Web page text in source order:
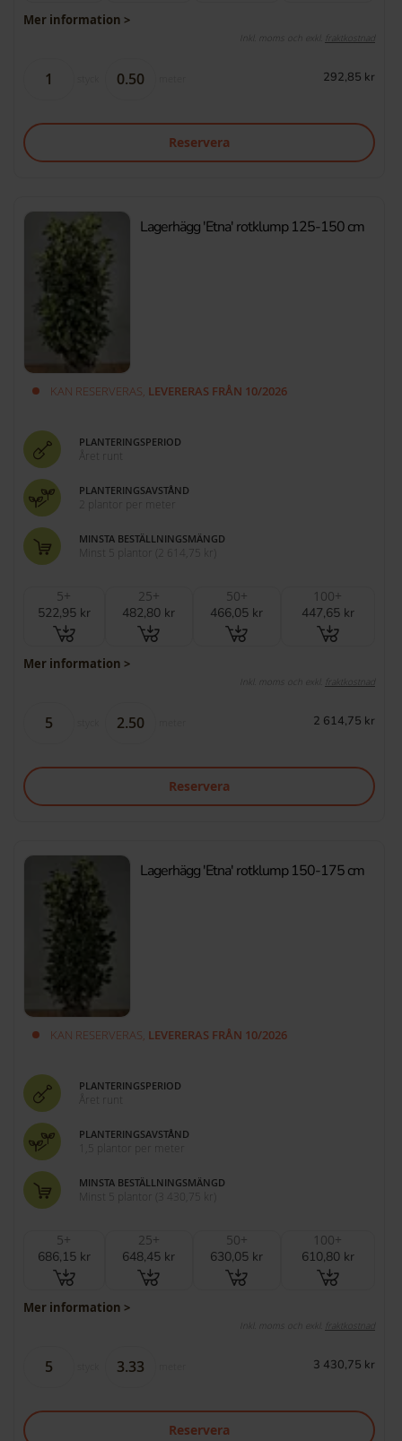
Mer information >
Inkl. moms och exkl. fraktkostnad
292,85 kr
Reservera
Lagerhägg 'Etna' rotklump 125-150 cm
KAN RESERVERAS, LEVERERAS FRÅN 10/2026
PLANTERINGSPERIOD
Året runt
PLANTERINGSAVSTÅND
2 plantor per meter
MINSTA BESTÄLLNINGSMÄNGD
Minst 5 plantor 2 614,75 kr
5+
522,95 kr
25+
482,80 kr
50+
466,05 kr
100+
447,65 kr
Mer information >
Inkl. moms och exkl. fraktkostnad
2 614,75 kr
Reservera
Lagerhägg 'Etna' rotklump 150-175 cm
KAN RESERVERAS, LEVERERAS FRÅN 10/2026
PLANTERINGSPERIOD
Året runt
PLANTERINGSAVSTÅND
1,5 plantor per meter
MINSTA BESTÄLLNINGSMÄNGD
Minst 5 plantor 3 430,75 kr
5+
686,15 kr
25+
648,45 kr
50+
630,05 kr
100+
610,80 kr
Mer information >
Inkl. moms och exkl. fraktkostnad
3 430,75 kr
Reservera